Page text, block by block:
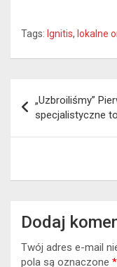
Tags: Ignitis, lokalne
wpisu
„Uzbroiliśmy”
specjalistyczne
Dodaj
Twój adres e-mail
pola są oznaczone *